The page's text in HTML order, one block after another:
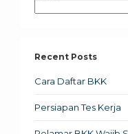
Recent Posts
Cara Daftar BKK
Persiapan Tes Kerja